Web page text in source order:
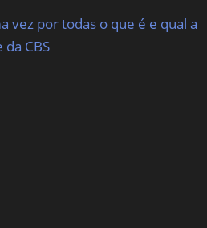
vez por todas o que é e qual a
da CBS